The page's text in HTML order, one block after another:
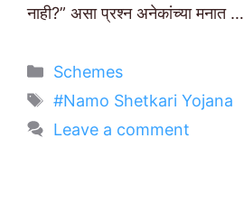
नाही?” असा प्रश्न अनेकांच्या मनात …
Categories
Schemes
Tags
#Namo Shetkari Yojana
Leave a comment